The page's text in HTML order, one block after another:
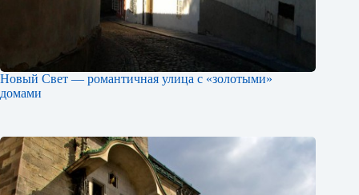
Новый Свет — романтичная улица с «золотыми»
домами